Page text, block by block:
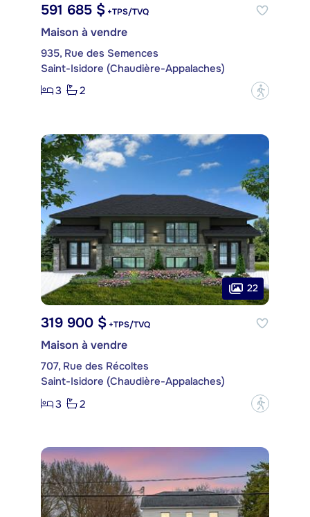
591 685 $ +TPS/TVQ
Maison à vendre
935, Rue des Semences
Saint-Isidore (Chaudière-Appalaches)
3
2 ?
22
319 900 $ +TPS/TVQ
Maison à vendre
707, Rue des Récoltes
Saint-Isidore (Chaudière-Appalaches)
3
2 ?